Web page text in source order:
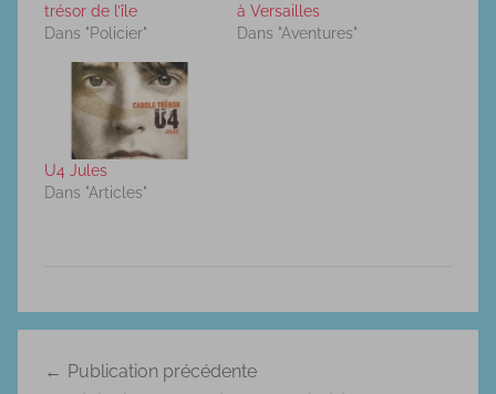
trésor de l’île
Dans "Policier"
à Versailles
Dans "Aventures"
U4 Jules
Dans "Articles"
P
Publication précédente